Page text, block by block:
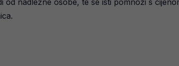
nadležne osobe, te se isti pomnoži s